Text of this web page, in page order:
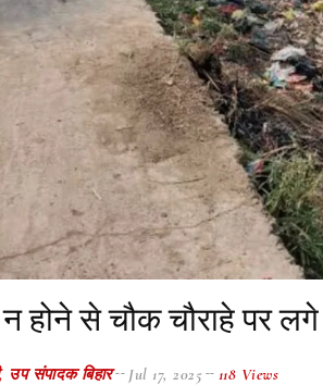
होने से चौक चौराहे पर
उप संपादक बिहार Jul 17, 2025 118 Views